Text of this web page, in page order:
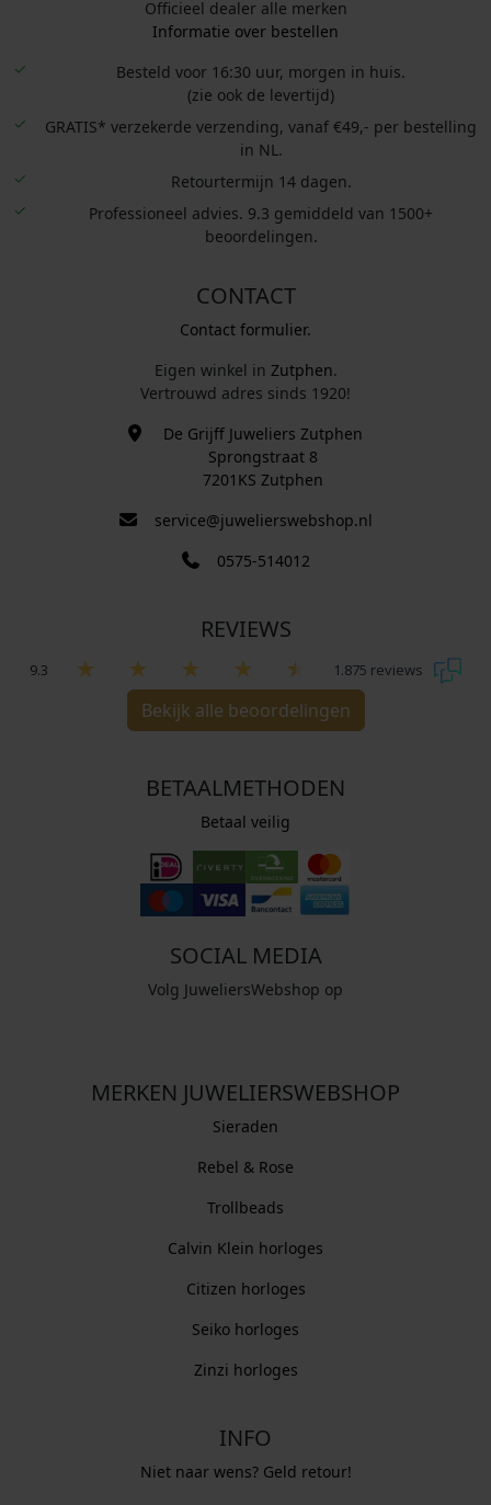
Officieel dealer alle merken
Informatie over bestellen
Besteld voor 16:30 uur, morgen in huis.
(zie ook de levertijd)
GRATIS* verzekerde verzending, vanaf €49,- per bestelling
in NL.
Retourtermijn 14 dagen.
Professioneel advies. 9.3 gemiddeld van 1500+
beoordelingen.
CONTACT
Contact formulier.
Eigen winkel in Zutphen.
Vertrouwd adres sinds 1920!
De Grijff Juweliers Zutphen
Sprongstraat 8
7201KS Zutphen
service@juwelierswebshop.nl
0575-514012
REVIEWS
9.3 1.875 reviews
Bekijk alle beoordelingen
BETAALMETHODEN
Betaal veilig
SOCIAL MEDIA
Volg JuweliersWebshop op
MERKEN JUWELIERSWEBSHOP
Sieraden
Rebel & Rose
Trollbeads
Calvin Klein horloges
Citizen horloges
Seiko horloges
Zinzi horloges
INFO
Niet naar wens? Geld retour!